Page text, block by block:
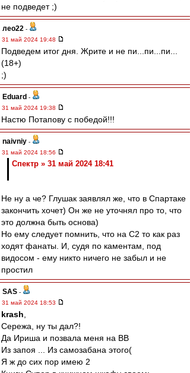
не подведет ;)
лео22 -
31 май 2024 19:48
Подведем итог дня. Жрите и не пи...пи...пи...
(18+)
;)
Eduard -
31 май 2024 19:38
Настю Потапову с победой!!!
naivniy -
31 май 2024 18:56
Спектр » 31 май 2024 18:41
Не ну а че? Глушак заявлял же, что в Спартаке
закончить хочет) Он же не уточнял про то, что
это должна быть основа)
Но ему следует помнить, что на С2 то как раз
ходят фанаты. И, судя по каментам, под
видосом - ему никто ничего не забыл и не
простил
SAS -
31 май 2024 18:53
krash
Сережа, ну ты дал?!
Да Ириша и позвала меня на ВВ
Из запоя ... Из самозабана этого(
Я ж до сих пор имею 2